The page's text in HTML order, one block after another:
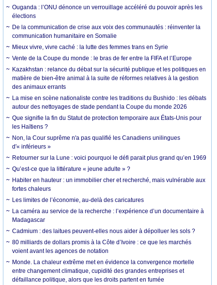
Ouganda : l’ONU dénonce un verrouillage accéléré du pouvoir après les
élections
De la communication de crise aux voix des communautés : réinventer la
communication humanitaire en Somalie
Mieux vivre, vivre caché : la lutte des femmes trans en Syrie
Vente de la Coupe du monde : le bras de fer entre la FIFA et l’Europe
Kazakhstan : relance du débat sur la sécurité publique et les politiques en
matière de bien-être animal à la suite de réformes relatives à la gestion
des animaux errants
La mise en scène nationaliste contre les traditions du Bushido : les débats
autour des nettoyages de stade pendant la Coupe du monde 2026
Que signifie la fin du Statut de protection temporaire aux États-Unis pour
les Haïtiens ?
Non, la Cour suprême n'a pas qualifié les Canadiens unilingues
d'« inférieurs »
Retourner sur la Lune : voici pourquoi le défi parait plus grand qu’en 1969
Qu’est-ce que la littérature « jeune adulte » ?
Habiter en hauteur : un immobilier cher et recherché, mais vulnérable aux
fortes chaleurs
Les limites de l’économie, au-delà des caricatures
La caméra au service de la recherche : l’expérience d’un documentaire à
Madagascar
Cadmium : des laitues peuvent-elles nous aider à dépolluer les sols ?
80 milliards de dollars promis à la Côte d’Ivoire : ce que les marchés
voient avant les agences de notation
Monde. La chaleur extrême met en évidence la convergence mortelle
entre changement climatique, cupidité des grandes entreprises et
défaillance politique, alors que les droits partent en fumée